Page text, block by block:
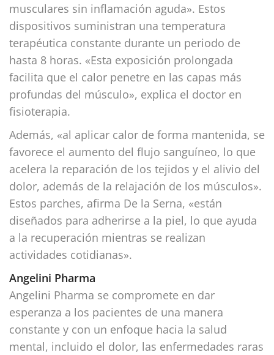
musculares sin inflamación aguda». Estos
dispositivos suministran una temperatura
terapéutica constante durante un periodo de
hasta 8 horas. «Esta exposición prolongada
facilita que el calor penetre en las capas más
profundas del músculo», explica el doctor en
fisioterapia.
Además, «al aplicar calor de forma mantenida, se
favorece el aumento del flujo sanguíneo, lo que
acelera la reparación de los tejidos y el alivio del
dolor, además de la relajación de los músculos».
Estos parches, afirma De la Serna, «están
diseñados para adherirse a la piel, lo que ayuda
a la recuperación mientras se realizan
actividades cotidianas».
Angelini Pharma
Angelini Pharma se compromete en dar
esperanza a los pacientes de una manera
constante y con un enfoque hacia la salud
mental, incluido el dolor, las enfermedades raras